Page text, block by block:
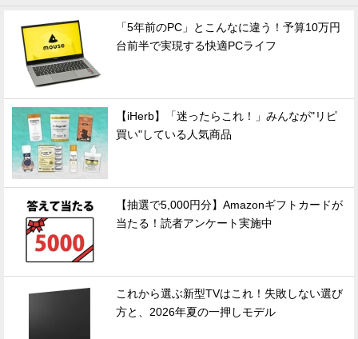
「5年前のPC」とこんなに違う！予算10万円
台前半で実現する快適PCライフ
【iHerb】「迷ったらこれ！」みんなが"リピ
買い"している人気商品
【抽選で5,000円分】Amazonギフトカードが
当たる！読者アンケート実施中
これから選ぶ新型TVはこれ！失敗しない選び
方と、2026年夏の一押しモデル